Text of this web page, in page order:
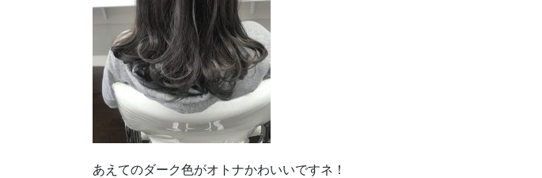
あえてのダーク色がオトナかわいいですネ！